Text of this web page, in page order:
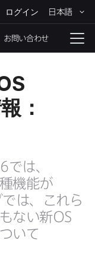
日本語
ナ
え
お問い合わせ
：
では、​
機能が​
は、​これら​
ない​新OS
いて​